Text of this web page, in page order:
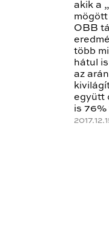
akik a
OBB
több
hátul
az
együtt
is 76%